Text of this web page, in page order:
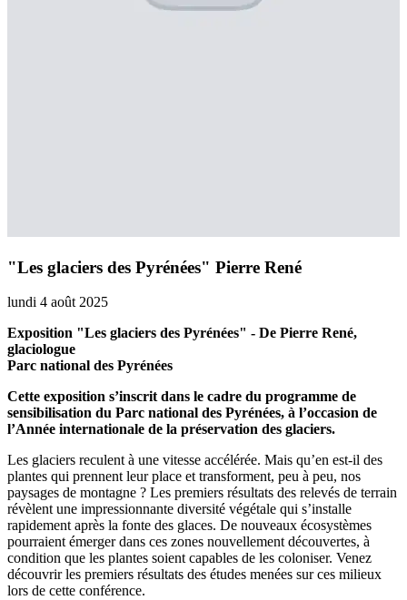
"Les glaciers des Pyrénées" Pierre René
lundi 4 août 2025
Exposition "Les glaciers des Pyrénées" - De Pierre René,
glaciologue
Parc national des Pyrénées
Cette exposition s’inscrit dans le cadre du programme de
sensibilisation du Parc national des Pyrénées, à l’occasion de
l’Année internationale de la préservation des glaciers.
Les glaciers reculent à une vitesse accélérée. Mais qu’en est-il des
plantes qui prennent leur place et transforment, peu à peu, nos
paysages de montagne ? Les premiers résultats des relevés de terrain
révèlent une impressionnante diversité végétale qui s’installe
rapidement après la fonte des glaces. De nouveaux écosystèmes
pourraient émerger dans ces zones nouvellement découvertes, à
condition que les plantes soient capables de les coloniser. Venez
découvrir les premiers résultats des études menées sur ces milieux
lors de cette conférence.